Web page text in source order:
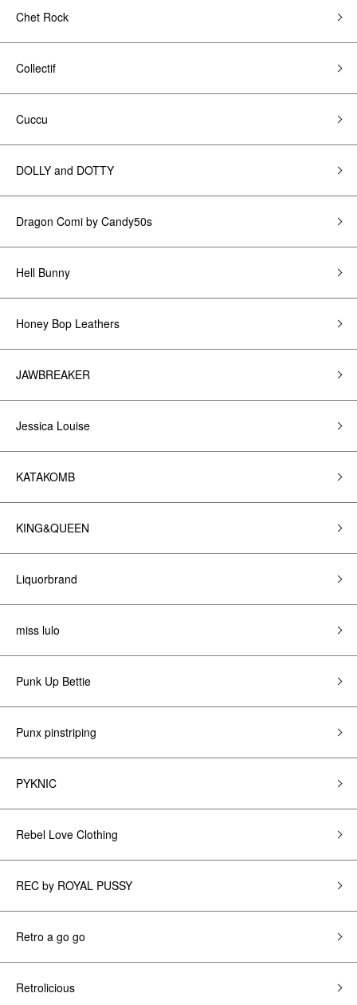
Chet Rock
Collectif
Cuccu
DOLLY and DOTTY
Dragon Comi by Candy50s
Hell Bunny
Honey Bop Leathers
JAWBREAKER
Jessica Louise
KATAKOMB
KING&QUEEN
Liquorbrand
miss lulo
Punk Up Bettie
Punx pinstriping
PYKNIC
Rebel Love Clothing
REC by ROYAL PUSSY
Retro a go go
Retrolicious